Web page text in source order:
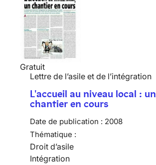
Gratuit
Lettre de l’asile et de l’intégration
L'accueil au niveau local : un
chantier en cours
Date de publication : 2008
Thématique :
Droit d’asile
Intégration